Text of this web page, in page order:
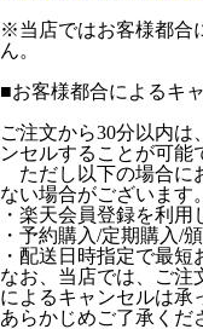
※当店ではお客様都合
ん。
■お客様都合によるキ
ご注文から30分以内
ンセルすることが可能
ただし以下の場合に
ない場合がございます。
・楽天会員登録を利用
・予約購入/定期購入/
・配送日時指定で最
なお、当店では、ご注
によるキャンセルは承
あらかじめご了承くだ